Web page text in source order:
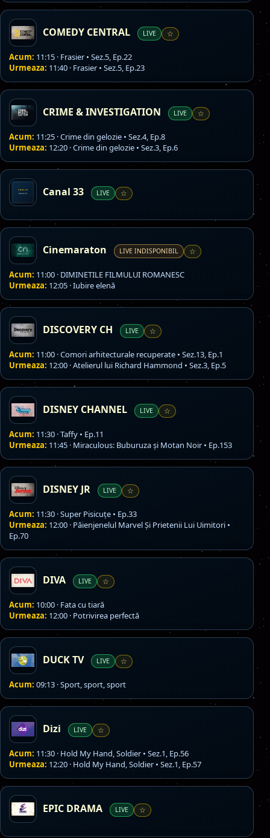
COMEDY CENTRAL LIVE ☆
Acum: 11:15 · Frasier • Sez.5, Ep.22
Urmeaza: 11:40 · Frasier • Sez.5, Ep.23
CRIME & INVESTIGATION LIVE ☆
Acum: 11:25 · Crime din gelozie • Sez.4, Ep.8
Urmeaza: 12:20 · Crime din gelozie • Sez.3, Ep.6
Canal 33 LIVE ☆
Cinemaraton LIVE INDISPONIBIL ☆
Acum: 11:00 · DIMINETILE FILMULUI ROMANESC
Urmeaza: 12:05 · Iubire elenă
DISCOVERY CH LIVE ☆
Acum: 11:00 · Comori arhitecturale recuperate • Sez.13, Ep.1
Urmeaza: 12:00 · Atelierul lui Richard Hammond • Sez.3, Ep.5
DISNEY CHANNEL LIVE ☆
Acum: 11:30 · Taffy • Ep.11
Urmeaza: 11:45 · Miraculous: Buburuza și Motan Noir • Ep.153
DISNEY JR LIVE ☆
Acum: 11:30 · Super Pisicuțe • Ep.33
Urmeaza: 12:00 · Păienjenelul Marvel Și Prietenii Lui Uimitori •
Ep.70
DIVA LIVE ☆
Acum: 10:00 · Fata cu tiară
Urmeaza: 12:00 · Potrivirea perfectă
DUCK TV LIVE ☆
Acum: 09:13 · Sport, sport, sport
Dizi LIVE ☆
Acum: 11:30 · Hold My Hand, Soldier • Sez.1, Ep.56
Urmeaza: 12:20 · Hold My Hand, Soldier • Sez.1, Ep.57
EPIC DRAMA LIVE ☆